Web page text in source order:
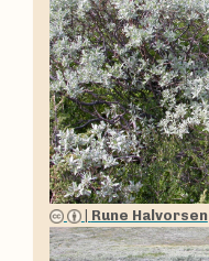
Rune Halvorsen